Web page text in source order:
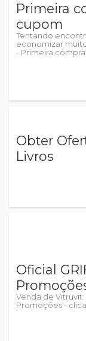
Primeira
cupom
Tentando
economizar
- Primeira compra
Obter
Livros
Oficial
Venda de Vitruvit:
Promoções -